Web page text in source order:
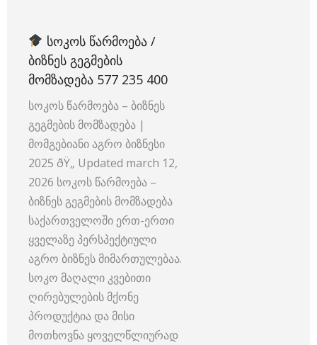
ᲡᲝᲙᲝᲡ ᲬᲐᲠᲛᲝᲔᲑᲐ /
ᲑᲘᲖᲜᲔᲡ ᲒᲔᲒᲛᲔᲑᲘᲡ
ᲛᲝᲛᲖᲐᲓᲔᲑᲐ 577 235 400
სოკოს წარმოება – ბიზნეს
გეგმების მომზადება |
მომგებიანი აგრო ბიზნესი
2025 ðŸ„ Updated march 12,
2026 სოკოს წარმოება –
ბიზნეს გეგმების მომზადება
საქართველოში ერთ-ერთი
ყველაზე პერსპექტიული
აგრო ბიზნეს მიმართულებაა.
სოკო მაღალი კვებითი
ღირებულების მქონე
პროდუქტია და მისი
მოთხოვნა ყოველწლიურად